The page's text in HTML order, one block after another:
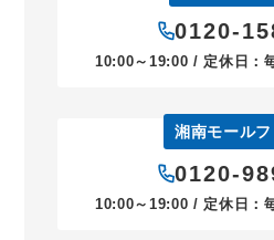
0120-
10:00～19:00 / 定休日：
湘南モール
0120-
10:00～19:00 / 定休日：